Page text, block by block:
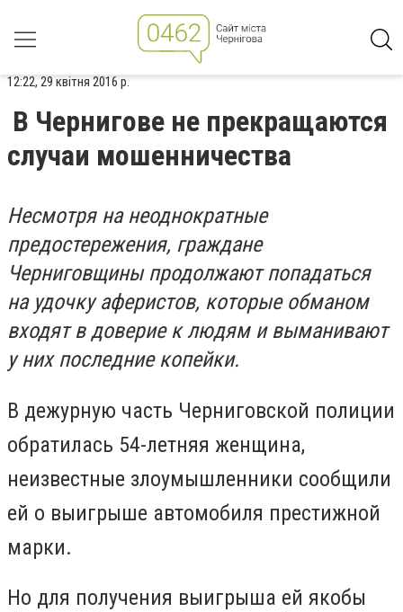
12:22, 29 квітня 2016 р.
В Чернигове не прекращаются
случаи мошенничества
Несмотря на неоднократные
предостережения, граждане
Черниговщины продолжают попадаться
на удочку аферистов, которые обманом
входят в доверие к людям и выманивают
у них последние копейки.
В дежурную часть Черниговской полиции
обратилась 54-летняя женщина,
неизвестные злоумышленники сообщили
ей о выигрыше автомобиля престижной
марки.
Но для получения выигрыша ей якобы